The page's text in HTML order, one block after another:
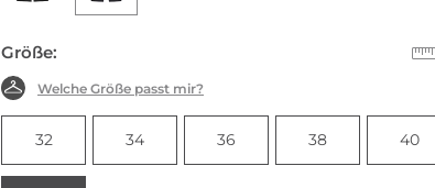
Größe:
Welche Größe passt mir?
32 34 36 38 40